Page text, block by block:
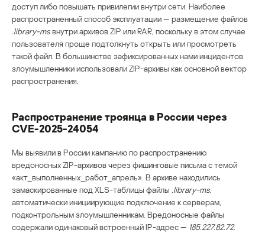
доступ либо повышать привилегии внутри сети. Наиболее
распространенный способ эксплуатации — размещение файлов
.library-msвнутри архивов ZIP или RAR, поскольку в этом случае
пользователя проще подтолкнуть открыть или просмотреть
такой файл. В большинстве зафиксированных нами инцидентов
злоумышленники использовали ZIP-архивы как основной вектор
распространения.
Распространение троянца в России через
CVE-2025-24054
Мы выявили в России кампанию по распространению
вредоносных ZIP-архивов через фишинговые письма с темой
«акт_выполненных_работ_апрель». В архиве находились
замаскированные под XLS-таблицы файлы .library-ms
автоматически инициирующие подключение к серверам,
подконтрольным злоумышленникам. Вредоносные файлы
содержали одинаковый встроенный IP-адрес — 185.227.82.72.